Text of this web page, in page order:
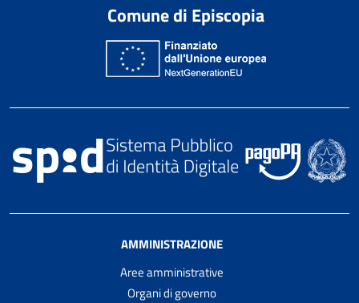
Comune di Episcopia
AMMINISTRAZIONE
Aree amministrative
Organi di governo